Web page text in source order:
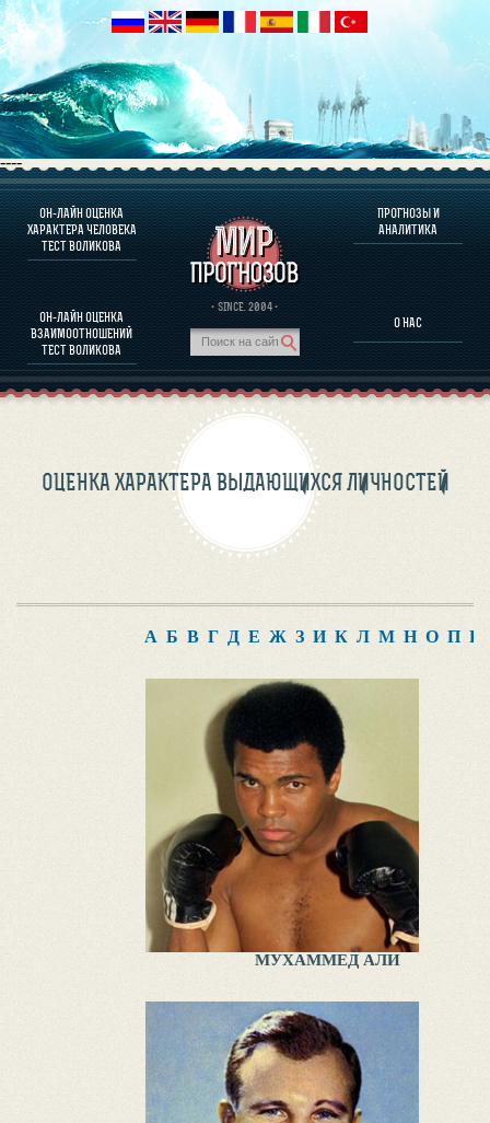
----
ОН-ЛАЙН ОЦЕНКА
ХАРАКТЕРА ЧЕЛОВЕКА
ТЕСТ ВОЛИКОВА
ОН-ЛАЙН ОЦЕНКА
ВЗАИМООТНОШЕНИЙ
ТЕСТ ВОЛИКОВА
· SINCE. 2004 ·
ПРОГНОЗЫ И
АНАЛИТИКА
О НАС
О ПРОГРАММЕ
ОЦЕНКА ХАРАКТЕРA ЧЕЛОВЕКА
ОЦЕНКА ХАРАКТЕРА ВЫДАЮЩИХСЯ ЛИЧНОСТЕЙ
О ПРОГРАММЕ
ПРОГНОЗЫ И АНАЛИТИКА
ОЦЕНКА ХАРАКТЕРА ВЫДАЮЩИХСЯ ЛИЧНОСТЕЙ
А Б В Г Д Е Ж З И К Л М Н О П Р
МУХАММЕД АЛИ